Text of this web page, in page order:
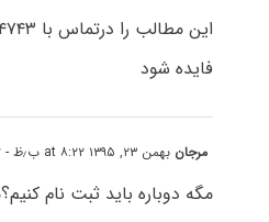
فایده شود
مرجان بهمن ۲۳, ۱۳۹۵ at ۸:۲۲ ب٫ظ - Reply